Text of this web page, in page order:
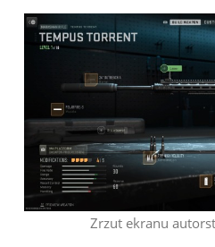
Zrzut ekranu